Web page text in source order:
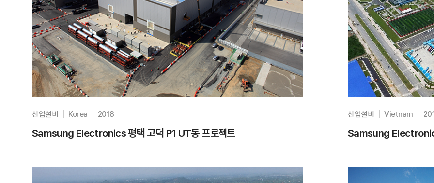
산업설비 Korea 2018
Samsung Electronics 평택 고덕 P1 UT동 프로젝트
산업설비 Vietnam
Samsung